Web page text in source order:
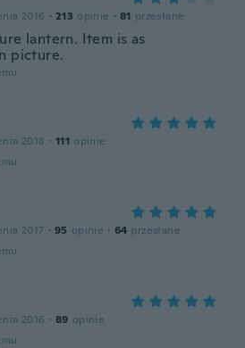
2016 · 213 opinie · 81 przesłane
lantern. Item is as
picture.
2018 · 111 opinie
2017 · 95 opinie · 64 przesłane
2016 · 89 opinie